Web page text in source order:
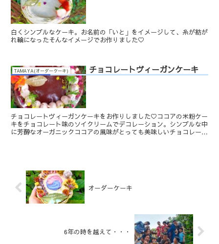
白くシンプルなケーキ。お名前の「いと」をイメージして、糸が紡が
れ輪になったそんなイメージでお作りました♡
TAMAYA(オーダーケーキ) チョコレートヴィーガンケーキ
チョコレートヴィーガンケーキをお作りしました♡ココアの米粉ケー
キをチョコレート味のソイクリームでデコレーション。シンプルな中
に芳醇なオーガニックココアの風味がとっても美味しいチョコレート
オーダーケーキ
6年の時を越えて・・・